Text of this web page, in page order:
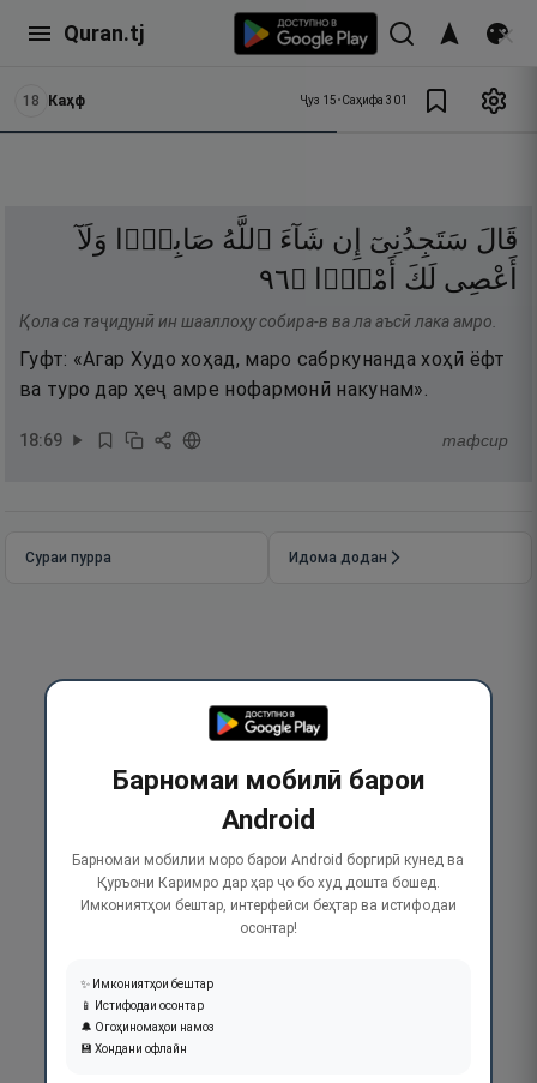
Quran.tj
18 Каҳф Ҷуз 15•Саҳифа 301
قَالَ سَتَجِدُنِىٓ إِن شَآءَ ٱللَّهُ صَابِرًۭا
وَلَآ
أَعْصِى لَكَ أَمْرًۭا ۝٦٩
Қола са таҷидунӣ ин шааллоҳу собира-в ва ла аъсӣ лака амро.
Гуфт: «Агар Худо хоҳад, маро сабркунанда хоҳӣ ёфт
ва туро дар ҳеҷ амре нофармонӣ накунам».
18:69 тафсир
Сураи пурра Идома додан
Барномаи мобилӣ барои
Android
Барномаи мобилии моро барои Android боргирӣ кунед ва
Қуръони Каримро дар ҳар ҷо бо худ дошта бошед.
Имкониятҳои бештар, интерфейси беҳтар ва истифодаи
осонтар!
✨ Имкониятҳои бештар
📱 Истифодаи осонтар
🔔 Огоҳиномаҳои намоз
💾 Хондани офлайн